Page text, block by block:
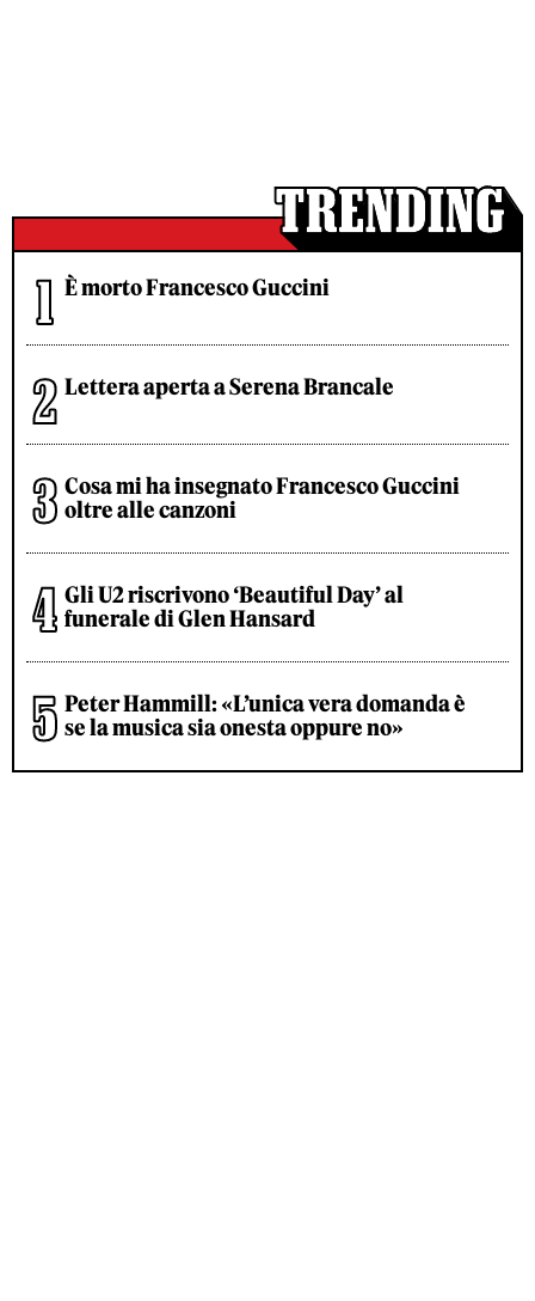
È morto Francesco Guccini
Lettera aperta a Serena Brancale
Cosa mi ha insegnato Francesco Guccini
oltre alle canzoni
Gli U2 riscrivono ‘Beautiful Day’ al
funerale di Glen Hansard
Peter Hammill: «L’unica vera domanda è
se la musica sia onesta oppure no»